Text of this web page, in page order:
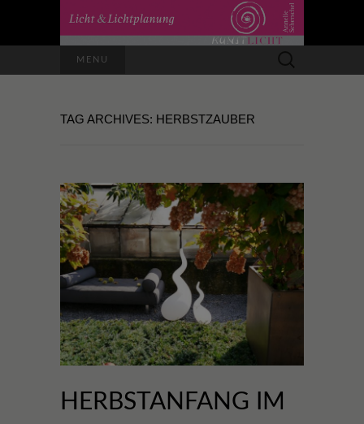
MENU
nach:
TAG ARCHIVES: HERBSTZAUBER
HERBSTANFANG IM